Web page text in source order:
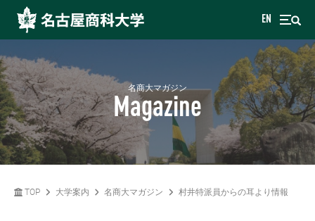
EN
名商大マガジン
Magazine
TOP 大学案内 名商大マガジン 村井特派員からの耳より情報